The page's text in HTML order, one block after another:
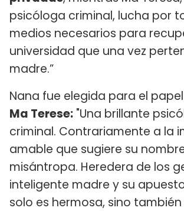
psicóloga criminal, lucha por
medios necesarios para
universidad que una vez
madre.”
Nana fue elegida para el
Ma Terese: "Una brillante
criminal. Contrariamente a la
amable que sugiere su
misántropa. Heredera de los
inteligente madre y su
solo es hermosa, sino